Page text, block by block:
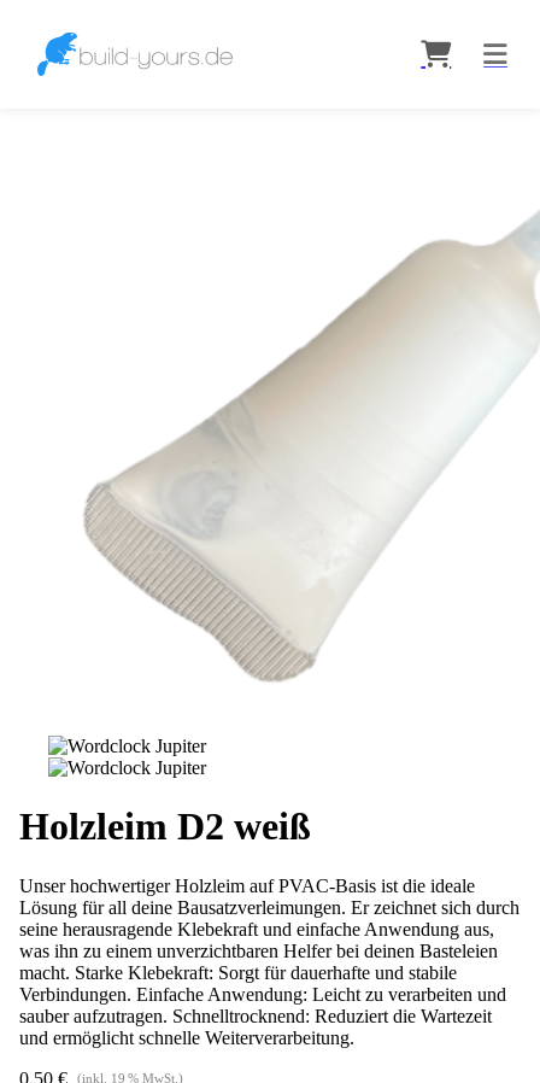
Holzleim D2 weiß
Unser hochwertiger Holzleim auf PVAC-Basis ist die ideale
Lösung für all deine Bausatzverleimungen. Er zeichnet sich durch
seine herausragende Klebekraft und einfache Anwendung aus,
was ihn zu einem unverzichtbaren Helfer bei deinen Basteleien
macht. Starke Klebekraft: Sorgt für dauerhafte und stabile
Verbindungen. Einfache Anwendung: Leicht zu verarbeiten und
sauber aufzutragen. Schnelltrocknend: Reduziert die Wartezeit
und ermöglicht schnelle Weiterverarbeitung.
0,50 €